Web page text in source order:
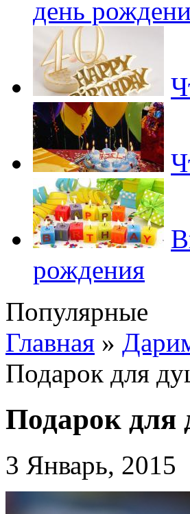
день
рождения
Популярные
Главная »
Подарок для
Подарок для
3 Январь, 2015